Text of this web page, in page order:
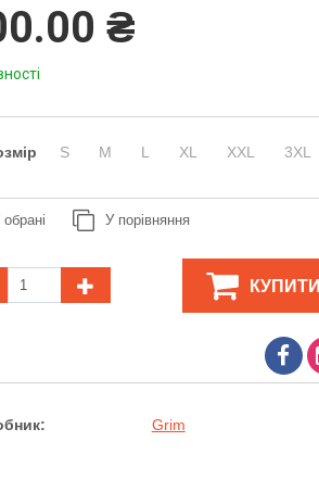
₴
S M L XL XXL 3XL
У порівняння
КУПИТИ
Grim